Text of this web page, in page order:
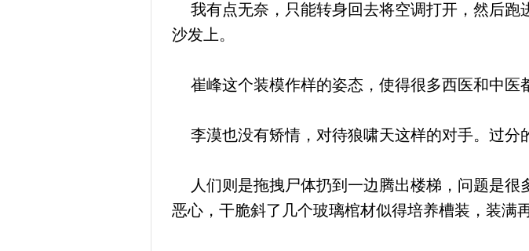
我有点无奈，只能转身回去将空调打开，然后跑
沙发上。
崔峰这个装模作样的姿态，使得很多西医和中医
李漠也没有矫情，对待狼啸天这样的对手。过分
人们则是拖拽尸体扔到一边腾出楼梯，问题是很
恶心，干脆斜了几个玻璃棺材似得培养槽装，装满